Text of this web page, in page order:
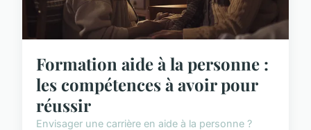
Formation aide à la personne :
les compétences à avoir pour
réussir
Envisager une carrière en aide à la personne ?